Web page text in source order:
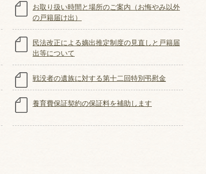
お取り扱い時間と場所のご案内（お悔やみ以外
の戸籍届け出）
民法改正による嫡出推定制度の見直しと戸籍届
出等について
戦没者の遺族に対する第十二回特別弔慰金
養育費保証契約の保証料を補助します